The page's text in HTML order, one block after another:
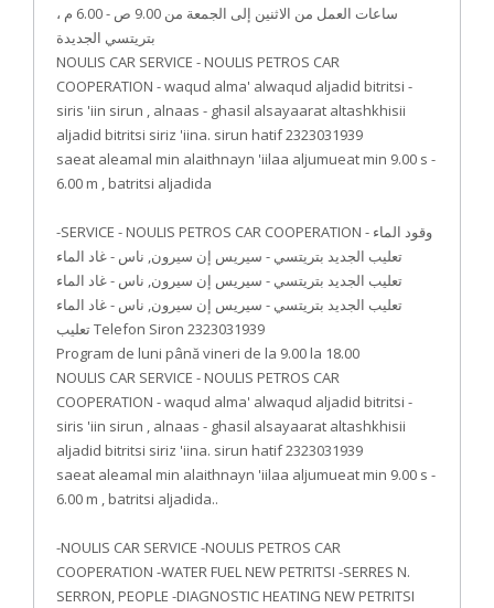
ساعات العمل من الاثنين إلى الجمعة من 9.00 ص - 6.00 م ،
بتريتسي الجديدة
NOULIS CAR SERVICE - NOULIS PETROS CAR
COOPERATION - waqud alma' alwaqud aljadid bitritsi -
siris 'iin sirun , alnaas - ghasil alsayaarat altashkhisii
aljadid bitritsi siriz 'iina. sirun hatif 2323031939
saeat aleamal min alaithnayn 'iilaa aljumueat min 9.00 s -
6.00 m , batritsi aljadida
-SERVICE - NOULIS PETROS CAR COOPERATION - وقود الماء
تعليب الجديد بتريتسي - سيريس إن سيرون, ناس - غاد الماء
تعليب الجديد بتريتسي - سيريس إن سيرون, ناس - غاد الماء
تعليب الجديد بتريتسي - سيريس إن سيرون, ناس - غاد الماء
تعليب Telefon Siron 2323031939
Program de luni până vineri de la 9.00 la 18.00
NOULIS CAR SERVICE - NOULIS PETROS CAR
COOPERATION - waqud alma' alwaqud aljadid bitritsi -
siris 'iin sirun , alnaas - ghasil alsayaarat altashkhisii
aljadid bitritsi siriz 'iina. sirun hatif 2323031939
saeat aleamal min alaithnayn 'iilaa aljumueat min 9.00 s -
6.00 m , batritsi aljadida..
-NOULIS CAR SERVICE -NOULIS PETROS CAR
COOPERATION -WATER FUEL NEW PETRITSI -SERRES N.
SERRON, PEOPLE -DIAGNOSTIC HEATING NEW PETRITSI